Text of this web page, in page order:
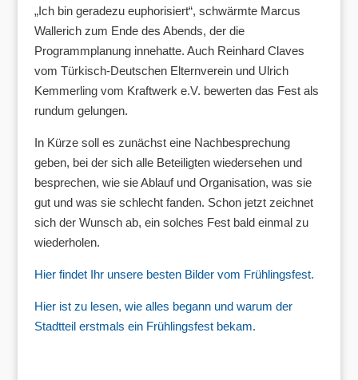
„Ich bin geradezu euphorisiert“, schwärmte Marcus
Wallerich zum Ende des Abends, der die
Programmplanung innehatte. Auch Reinhard Claves
vom Türkisch-Deutschen Elternverein und Ulrich
Kemmerling vom Kraftwerk e.V. bewerten das Fest als
rundum gelungen.
In Kürze soll es zunächst eine Nachbesprechung
geben, bei der sich alle Beteiligten wiedersehen und
besprechen, wie sie Ablauf und Organisation, was sie
gut und was sie schlecht fanden. Schon jetzt zeichnet
sich der Wunsch ab, ein solches Fest bald einmal zu
wiederholen.
Hier findet Ihr unsere besten Bilder vom Frühlingsfest.
Hier ist zu lesen, wie alles begann und warum der
Stadtteil erstmals ein Frühlingsfest bekam.